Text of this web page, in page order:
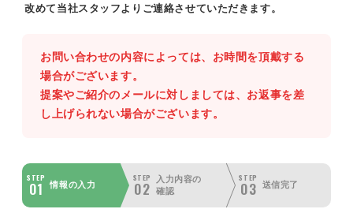
改めて当社スタッフよりご連絡させていただきます。
お問い合わせの内容によっては、お時間を頂戴する
場合がございます。
提案やご紹介のメールに対しましては、お返事を差
し上げられない場合がございます。
STEP
01 情報の入力
STEP
02
入力内容の
確認
STEP
03 送信完了